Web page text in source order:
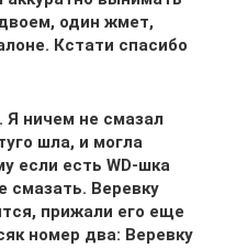
один жмет,
Кстати спасибо
ничем не смазал
шла, и могла
если есть WD-шка
смазать. Веревку
прижали его еще
номер два: Веревку